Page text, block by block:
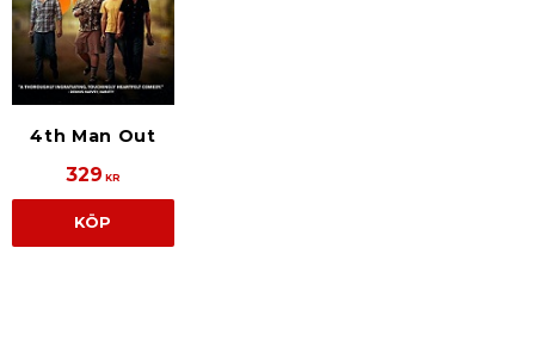
4th Man Out
329 KR
KÖP